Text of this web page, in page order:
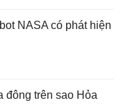
NASA có phát hiện
đông trên sao Hỏa